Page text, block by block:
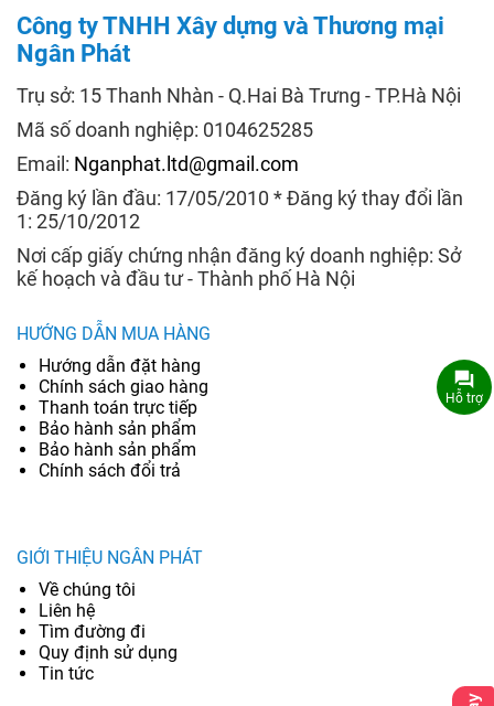
Công ty TNHH Xây dựng và Thương mại
Ngân Phát
Trụ sở: 15 Thanh Nhàn - Q.Hai Bà Trưng - TP.Hà Nội
Mã số doanh nghiệp: 0104625285
Email: Nganphat.ltd@gmail.com
Đăng ký lần đầu: 17/05/2010 * Đăng ký thay đổi lần
1: 25/10/2012
Nơi cấp giấy chứng nhận đăng ký doanh nghiệp: Sở
kế hoạch và đầu tư - Thành phố Hà Nội
HƯỚNG DẪN MUA HÀNG
Hướng dẫn đặt hàng
Chính sách giao hàng
Thanh toán trực tiếp
Bảo hành sản phẩm
Bảo hành sản phẩm
Chính sách đổi trả
GIỚI THIỆU NGÂN PHÁT
Về chúng tôi
Liên hệ
Tìm đường đi
Quy định sử dụng
Tin tức
Hỗ trợ